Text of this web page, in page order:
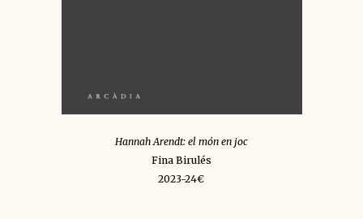
Hannah Arendt: el món en joc
Fina Birulés
2023-24€